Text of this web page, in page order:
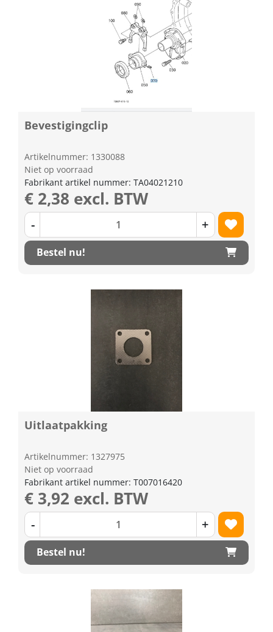
Bevestigingclip
Artikelnummer: 1330088
Niet op voorraad
Fabrikant artikel nummer: TA04021210
€ 2,38 excl. BTW
- +
Bestel nu!
Uitlaatpakking
Artikelnummer: 1327975
Niet op voorraad
Fabrikant artikel nummer: T007016420
€ 3,92 excl. BTW
- +
Bestel nu!